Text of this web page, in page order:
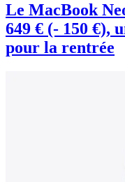
Le MacBook
649 € (- 150 €),
pour la rentrée